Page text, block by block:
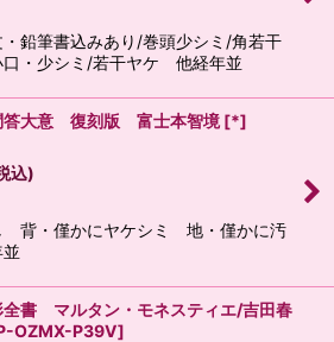
鉛筆書込みあり/巻頭少シミ/角若干
・少シミ/若干ヤケ 他経年並
答大意 復刻版 富士本智境 [*]
込)
背・僅かにヤケシミ 地・僅かに汚
書 マルタン・モネスティエ/吉田春
OZMX-P39V]